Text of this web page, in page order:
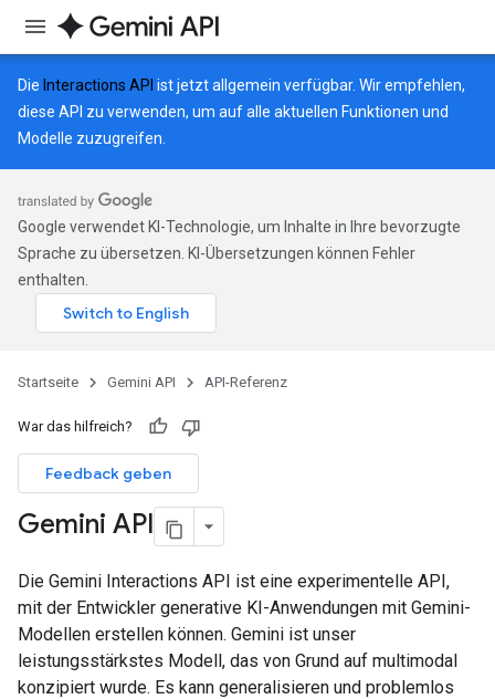
Die Interactions API ist jetzt allgemein verfügbar. Wir empfehlen,
diese API zu verwenden, um auf alle aktuellen Funktionen und
Modelle zuzugreifen.
Google verwendet KI-Technologie, um Inhalte in Ihre bevorzugte
Sprache zu übersetzen. KI-Übersetzungen können Fehler
enthalten.
Startseite Gemini API API-Referenz
War das hilfreich?
Feedback geben
Gemini API
Die Gemini Interactions API ist eine experimentelle API,
mit der Entwickler generative KI-Anwendungen mit Gemini-
Modellen erstellen können. Gemini ist unser
leistungsstärkstes Modell, das von Grund auf multimodal
konzipiert wurde. Es kann generalisieren und problemlos